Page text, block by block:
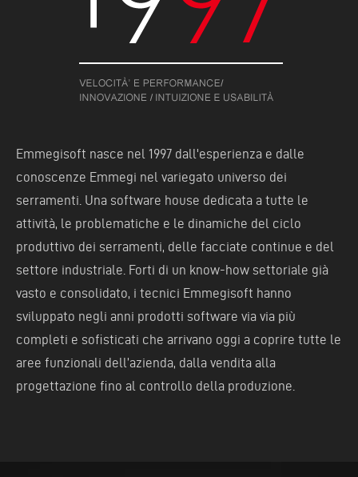
Emmegisoft nasce nel 1997 dall'esperienza e dalle
conoscenze Emmegi nel variegato universo dei
serramenti. Una software house dedicata a tutte le
attività, le problematiche e le dinamiche del ciclo
produttivo dei serramenti, delle facciate continue e del
settore industriale. Forti di un know-how settoriale già
vasto e consolidato, i tecnici Emmegisoft hanno
sviluppato negli anni prodotti software via via più
completi e sofisticati che arrivano oggi a coprire tutte le
aree funzionali dell’azienda, dalla vendita alla
progettazione fino al controllo della produzione.